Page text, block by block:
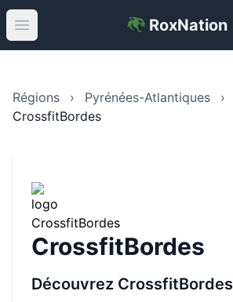
Open main menu RoxNation
Régions › Pyrénées-Atlantiques ›
CrossfitBordes
CrossfitBordes
Découvrez CrossfitBordes